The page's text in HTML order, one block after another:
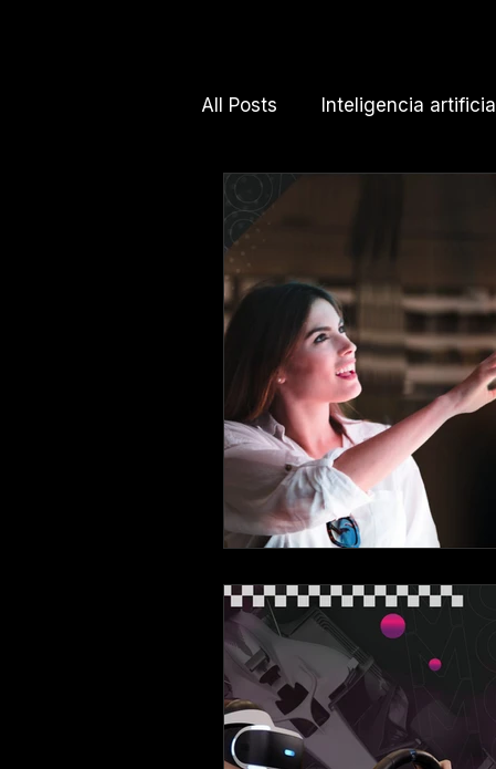
All Posts Inteligencia artificial
Activaciones de marca